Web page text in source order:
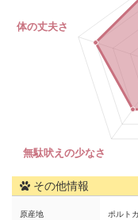
その他情報
原産地 ポルト